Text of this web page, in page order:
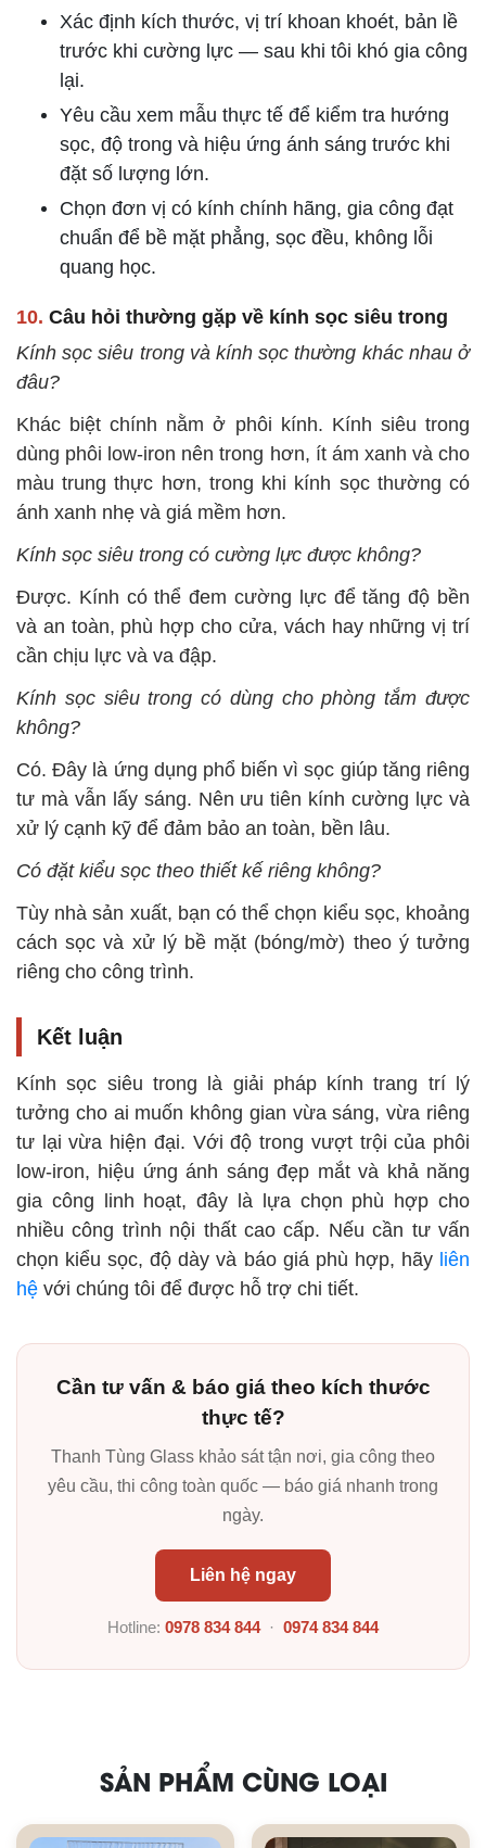
Xác định kích thước, vị trí khoan khoét, bản lề
trước khi cường lực — sau khi tôi khó gia công
lại.
Yêu cầu xem mẫu thực tế để kiểm tra hướng
sọc, độ trong và hiệu ứng ánh sáng trước khi
đặt số lượng lớn.
Chọn đơn vị có kính chính hãng, gia công đạt
chuẩn để bề mặt phẳng, sọc đều, không lỗi
quang học.
10. Câu hỏi thường gặp về kính sọc siêu trong
Kính sọc siêu trong và kính sọc thường khác nhau ở
đâu?
Khác biệt chính nằm ở phôi kính. Kính siêu trong
dùng phôi low-iron nên trong hơn, ít ám xanh và cho
màu trung thực hơn, trong khi kính sọc thường có
ánh xanh nhẹ và giá mềm hơn.
Kính sọc siêu trong có cường lực được không?
Được. Kính có thể đem cường lực để tăng độ bền
và an toàn, phù hợp cho cửa, vách hay những vị trí
cần chịu lực và va đập.
Kính sọc siêu trong có dùng cho phòng tắm được
không?
Có. Đây là ứng dụng phổ biến vì sọc giúp tăng riêng
tư mà vẫn lấy sáng. Nên ưu tiên kính cường lực và
xử lý cạnh kỹ để đảm bảo an toàn, bền lâu.
Có đặt kiểu sọc theo thiết kế riêng không?
Tùy nhà sản xuất, bạn có thể chọn kiểu sọc, khoảng
cách sọc và xử lý bề mặt (bóng/mờ) theo ý tưởng
riêng cho công trình.
Kết luận
Kính sọc siêu trong là giải pháp kính trang trí lý
tưởng cho ai muốn không gian vừa sáng, vừa riêng
tư lại vừa hiện đại. Với độ trong vượt trội của phôi
low-iron, hiệu ứng ánh sáng đẹp mắt và khả năng
gia công linh hoạt, đây là lựa chọn phù hợp cho
nhiều công trình nội thất cao cấp. Nếu cần tư vấn
chọn kiểu sọc, độ dày và báo giá phù hợp, hãy liên
hệ với chúng tôi để được hỗ trợ chi tiết.
Cần tư vấn & báo giá theo kích thước
thực tế?
Thanh Tùng Glass khảo sát tận nơi, gia công theo
yêu cầu, thi công toàn quốc — báo giá nhanh trong
ngày.
Liên hệ ngay
Hotline: 0978 834 844· 0974 834 844
SẢN PHẨM CÙNG LOẠI